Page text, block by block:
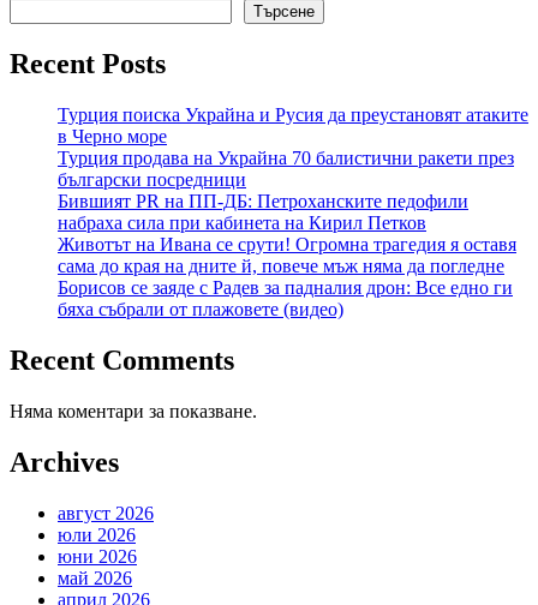
Търсене
Recent Posts
Турция поиска Украйна и Русия да преустановят атаките
в Черно море
Турция продава на Украйна 70 балистични ракети през
български посредници
Бившият PR на ПП-ДБ: Петроханските педофили
набраха сила при кабинета на Кирил Петков
Животът на Ивана се срути! Огромна трагедия я оставя
сама до края на дните й, повече мъж няма да погледне
Борисов се заяде с Радев за падналия дрон: Все едно ги
бяха събрали от плажовете (видео)
Recent Comments
Няма коментари за показване.
Archives
август 2026
юли 2026
юни 2026
май 2026
април 2026